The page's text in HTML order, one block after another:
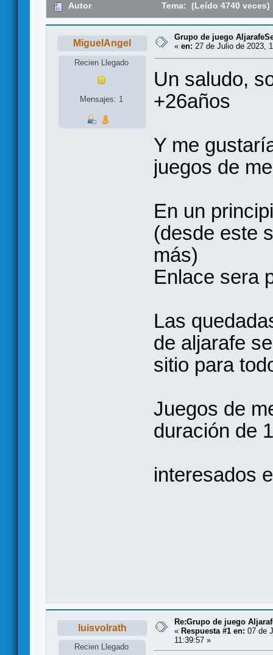
Autor Tema: (Leído 4740 veces)
MiguelAngel
Recien Llegado
Mensajes: 1
Grupo de juego
« en: 27 de Julio de 2023,
Un saludo,
+26años
Y me
juegos de
En un
(desde este
más)
Enlace sera
Las
de aljarafe
sitio para
Juegos de
duración de
interesados
luisvolrath
Recien Llegado
Re:Grupo de juego
« Respuesta #1 en: 07 de
11:39:57 »